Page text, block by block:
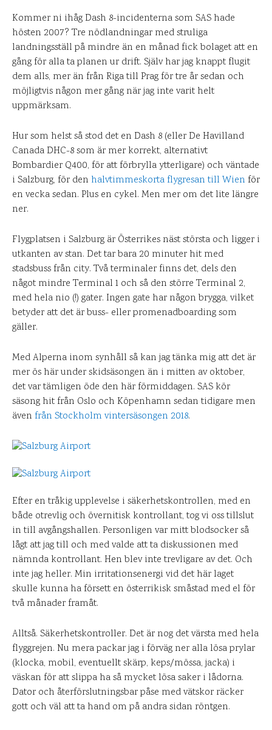
Kommer ni ihåg Dash 8-incidenterna som SAS hade
hösten 2007? Tre nödlandningar med struliga
landningsställ på mindre än en månad fick bolaget att en
gång för alla ta planen ur drift. Själv har jag knappt flugit
dem alls, mer än från Riga till Prag för tre år sedan och
möjligtvis någon mer gång när jag inte varit helt
uppmärksam.
Hur som helst så stod det en Dash 8 (eller De Havilland
Canada DHC-8 som är mer korrekt, alternativt
Bombardier Q400, för att förbrylla ytterligare) och väntade
i Salzburg, för den halvtimmeskorta flygresan till Wien för
en vecka sedan. Plus en cykel. Men mer om det lite längre
ner.
Flygplatsen i Salzburg är Österrikes näst största och ligger i
utkanten av stan. Det tar bara 20 minuter hit med
stadsbuss från city. Två terminaler finns det, dels den
något mindre Terminal 1 och så den större Terminal 2,
med hela nio (!) gater. Ingen gate har någon brygga, vilket
betyder att det är buss- eller promenadboarding som
gäller.
Med Alperna inom synhåll så kan jag tänka mig att det är
mer ös här under skidsäsongen än i mitten av oktober,
det var tämligen öde den här förmiddagen. SAS kör
säsong hit från Oslo och Köpenhamn sedan tidigare men
även från Stockholm vintersäsongen 2018.
Efter en tråkig upplevelse i säkerhetskontrollen, med en
både otrevlig och övernitisk kontrollant, tog vi oss tillslut
in till avgångshallen. Personligen var mitt blodsocker så
lågt att jag till och med valde att ta diskussionen med
nämnda kontrollant. Hen blev inte trevligare av det. Och
inte jag heller. Min irritationsenergi vid det här laget
skulle kunna ha försett en österrikisk småstad med el för
två månader framåt.
Alltså. Säkerhetskontroller. Det är nog det värsta med hela
flyggrejen. Nu mera packar jag i förväg ner alla lösa prylar
(klocka, mobil, eventuellt skärp, keps/mössa, jacka) i
väskan för att slippa ha så mycket lösa saker i lådorna.
Dator och återförslutningsbar påse med vätskor räcker
gott och väl att ta hand om på andra sidan röntgen.